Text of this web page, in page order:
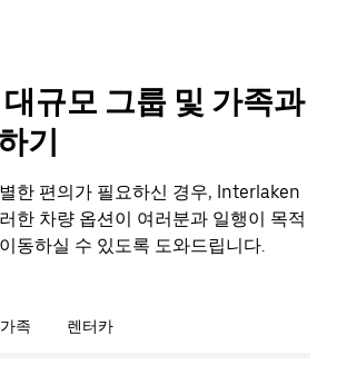
규모 그룹 및 가족과
기
한 편의가 필요하신 경우, Interlaken
한 차량 옵션이 여러분과 일행이 목적
동하실 수 있도록 도와드립니다.
가족 렌터카